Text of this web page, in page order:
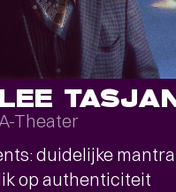
Theater
duidelijke
op authenticiteit